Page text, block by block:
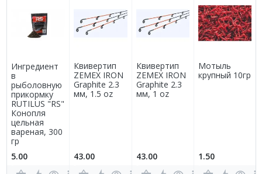
Ингредиент
в
рыболовную
прикормку
RUTILUS "RS"
Конопля
цельная
вареная, 300
гр
5.00
Квивертип
ZEMEX IRON
Graphite 2.3
мм, 1.5 oz
43.00
Квивертип
ZEMEX IRON
Graphite 2.3
мм, 1 oz
43.00
Мотыль
крупный 10гр
1.50